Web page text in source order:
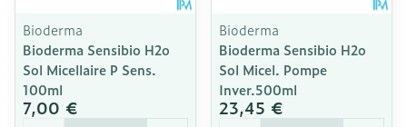
Bioderma
Bioderma Sensibio H2o
Sol Micellaire P Sens.
100ml
7,00 €
Bioderma
Bioderma Sensibio H2o
Sol Micel. Pompe
Inver.500ml
23,45 €